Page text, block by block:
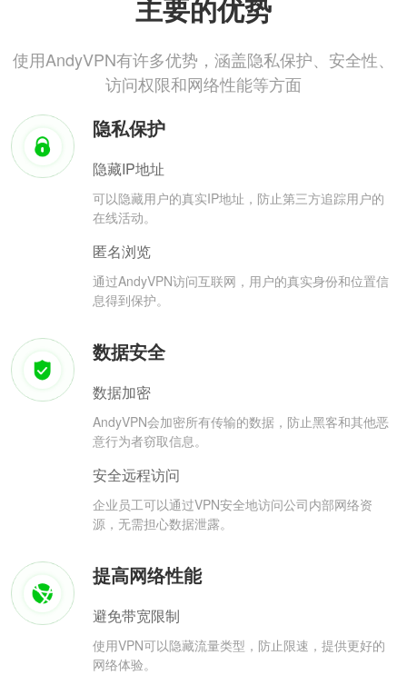
主要的优势
使用AndyVPN有许多优势，涵盖隐私保护、安全性、
访问权限和网络性能等方面
隐私保护
隐藏IP地址
可以隐藏用户的真实IP地址，防止第三方追踪用户的
在线活动。
匿名浏览
通过AndyVPN访问互联网，用户的真实身份和位置信
息得到保护。
数据安全
数据加密
AndyVPN会加密所有传输的数据，防止黑客和其他恶
意行为者窃取信息。
安全远程访问
企业员工可以通过VPN安全地访问公司内部网络资
源，无需担心数据泄露。
提高网络性能
避免带宽限制
使用VPN可以隐藏流量类型，防止限速，提供更好的
网络体验。